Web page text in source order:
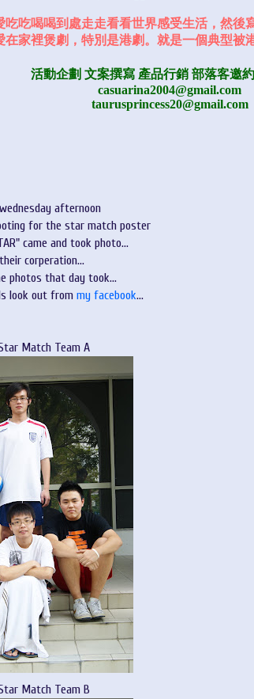
吃吃喝喝到處走走看看世界感受生活，然後
在家裡煲劇，特別是港劇。就是一個典型被
活動企劃 文案撰寫 產品行銷 部落客邀約
casuarina2004@gmail.com
taurusprincess20@gmail.com
afternoon
for the star match poster
came and took photo...
corperation...
photos that day took...
look out from my facebook...
Match Team A
Match Team B